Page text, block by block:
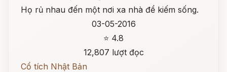
Họ rủ nhau đến một nơi xa nhà để kiếm sống.
03-05-2016
⭐ 4.8
12,807 lượt đọc
Cổ tích Nhật Bản